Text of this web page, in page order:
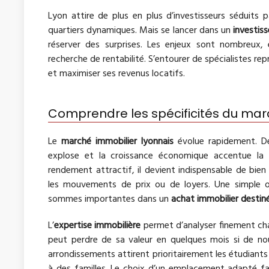
Lyon attire de plus en plus d’investisseurs
quartiers dynamiques. Mais se lancer dans un
réserver des surprises. Les enjeux sont
recherche de rentabilité. S’entourer de spécialistes
et maximiser ses revenus locatifs.
Comprendre les spécificités du
Le marché immobilier lyonnaisévolue rapidement.
explose et la croissance économique accentue
rendement attractif, il devient indispensable de
les mouvements de prix ou de loyers. Une simple
sommes importantes dans unachat immobilier
L’expertise immobilièrepermet d’analyser finement
peut perdre de sa valeur en quelques mois si de
arrondissements attirent prioritairement les